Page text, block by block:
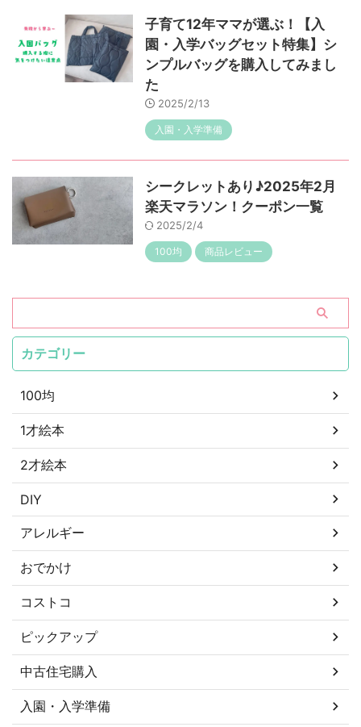
子育て12年ママが選ぶ！【入
園・入学バッグセット特集】シ
ンプルバッグを購入してみまし
た
2025/2/13
入園・入学準備
シークレットあり♪2025年2月
楽天マラソン！クーポン一覧
2025/2/4
100均 商品レビュー
カテゴリー
100均
1才絵本
2才絵本
DIY
アレルギー
おでかけ
コストコ
ピックアップ
中古住宅購入
入園・入学準備